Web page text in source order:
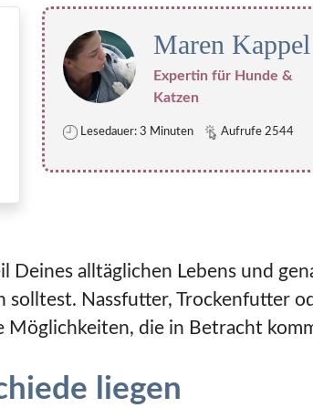
Maren Kappel
Expertin für Hunde &
Katzen
Lesedauer: 3 Minuten Aufrufe 2544
alltäglichen Lebens und
Nassfutter, Trockenfutter
Möglichkeiten, die in Betracht
liegen